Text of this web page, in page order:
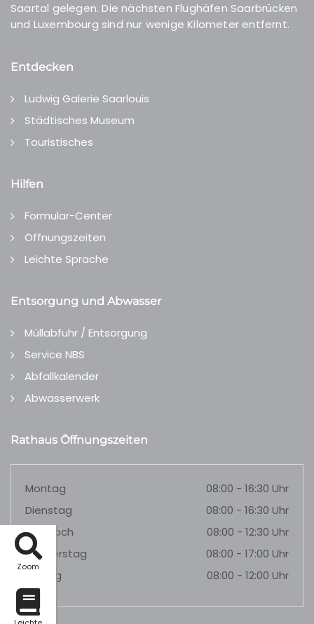
Zoom
Saartal gelegen. Die nächsten Flughäfen Saarbrücken
und Luxembourg sind nur wenige Kilometer entfernt.
Entdecken
Ludwig Galerie Saarlouis
Städtisches Museum
Touristisches
Hilfen
Formular-Center
Öffnungszeiten
Leichte Sprache
Entsorgung und Abwasser
Müllabfuhr / Entsorgung
Service NBS
Abfallkalender
Abwasserwerk
Rathaus Öffnungszeiten
Montag
08:00 - 16:30 Uhr
Dienstag
08:00 - 16:30 Uhr
Mittwoch
08:00 - 12:30 Uhr
Donnerstag
08:00 - 17:00 Uhr
Freitag
08:00 - 12:00 Uhr